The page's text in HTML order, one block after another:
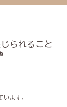
られること
います。